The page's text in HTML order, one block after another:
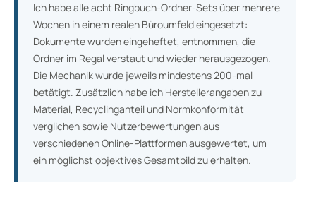
Ich habe alle acht Ringbuch-Ordner-Sets über mehrere
Wochen in einem realen Büroumfeld eingesetzt:
Dokumente wurden eingeheftet, entnommen, die
Ordner im Regal verstaut und wieder herausgezogen.
Die Mechanik wurde jeweils mindestens 200-mal
betätigt. Zusätzlich habe ich Herstellerangaben zu
Material, Recyclinganteil und Normkonformität
verglichen sowie Nutzerbewertungen aus
verschiedenen Online-Plattformen ausgewertet, um
ein möglichst objektives Gesamtbild zu erhalten.